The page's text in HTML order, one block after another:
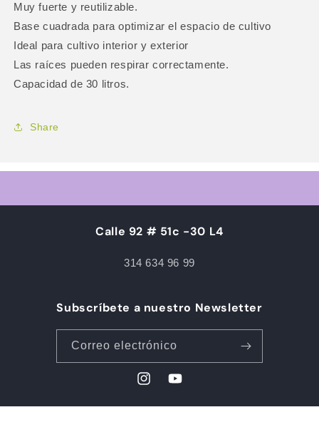
Muy fuerte y reutilizable.
Base cuadrada para optimizar el espacio de cultivo
Ideal para cultivo interior y exterior
Las raíces pueden respirar correctamente.
Capacidad de 30 litros.
Share
Calle 92 # 51c -30 L4
314 634 96 99
Subscríbete a nuestro Newsletter
Correo electrónico
InstagramYouTube